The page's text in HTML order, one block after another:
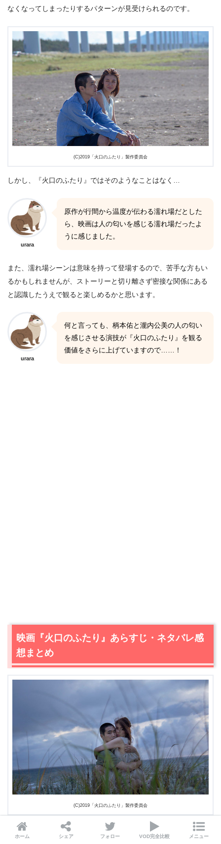
なくなってしまったりするパターンが見受けられるのです。
(C)2019「火口のふたり」製作委員会
しかし、『火口のふたり』ではそのようなことはなく…
urara
原作が行間から温度が伝わる濡れ場だとした
ら、映画は人の匂いを感じる濡れ場だったよ
うに感じました。
また、濡れ場シーンは意味を持って登場するので、苦手な方もい
るかもしれませんが、ストーリーと切り離さず密接な関係にある
と認識したうえで観ると楽しめるかと思います。
urara
何と言っても、柄本佑と瀧内公美の人の匂い
を感じさせる演技が『火口のふたり』を観る
価値をさらに上げていますので……！
映画『火口のふたり』あらすじ・ネタバレ感
想まとめ
(C)2019「火口のふたり」製作委員会
以上、ここまで映画『火口のふたり』についてネタバレありで紹
ホーム シェア フォロー VOD完全比較 メニュー